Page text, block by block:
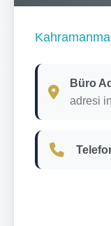
Büro
adresi